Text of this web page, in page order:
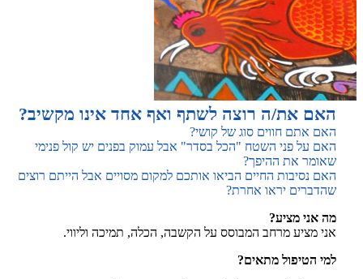
האם את/ה רוצה לשתף ואף אחד אינו מקשיב?
האם אתם חווים סוג של קושי?
האם על פני השטח "הכל בסדר" אבל עמוק בפנים יש קול פנימי
שאומר את ההיפך?
האם נסיבות החיים הביאו אותכם למקום מסויים אבל הייתם רוצים
שהדברים יראו אחרת?
מה אני מציע?
אני מציע מרחב המבוסס על הקשבה, הכלה, תמיכה וליווי.
למי הטיפול מתאים?